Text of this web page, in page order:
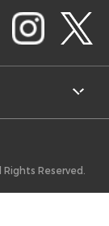
Rights Reserved.